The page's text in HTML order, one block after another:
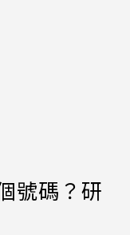
號碼？研